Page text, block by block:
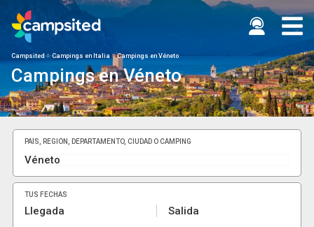
Campsited Campings en Italia Campings en Véneto
Campings en Véneto
PAÍS, REGIÓN, DEPARTAMENTO, CIUDAD O CAMPING
TUS FECHAS
Llegada Salida